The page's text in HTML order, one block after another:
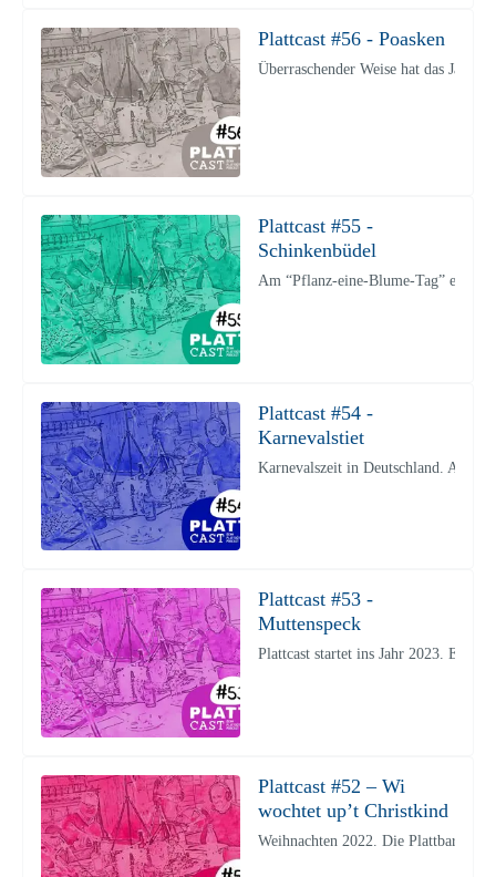
Plattcast #56 - Poasken
Überraschender Weise hat das Jahr
Plattcast #55 -
Schinkenbüdel
Am “Pflanz-eine-Blume-Tag”
Plattcast #54 -
Karnevalstiet
Karnevalszeit in Deutschland. Auch
Plattcast #53 -
Muttenspeck
Plattcast startet ins Jahr 2023. Es
Plattcast #52 – Wi
wochtet up’t Christkind
Weihnachten 2022. Die Plattbarden